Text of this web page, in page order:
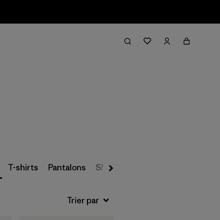
Filter & Sort
T-shirts Pantalons Shorts